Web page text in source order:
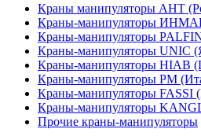
Краны манипуляторы АНТ
Краны-манипуляторы
Краны-манипуляторы
Краны-манипуляторы UNIC
Краны-манипуляторы HIAB
Краны-манипуляторы PM
Краны-манипуляторы FASSI
Краны-манипуляторы
Прочие краны-манипуляторы